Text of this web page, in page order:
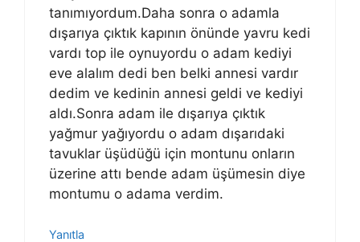
tanımıyordum.Daha sonra o adamla
dışarıya çıktık kapının önünde yavru kedi
vardı top ile oynuyordu o adam kediyi
eve alalım dedi ben belki annesi vardır
dedim ve kedinin annesi geldi ve kediyi
aldı.Sonra adam ile dışarıya çıktık
yağmur yağıyordu o adam dışarıdaki
tavuklar üşüdüğü için montunu onların
üzerine attı bende adam üşümesin diye
montumu o adama verdim.
Yanıtla